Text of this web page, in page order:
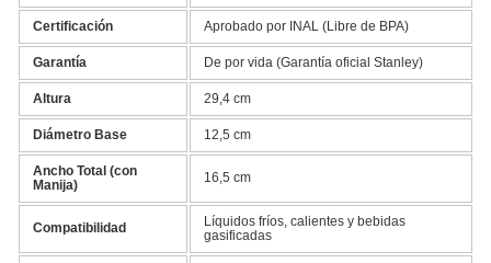
Certificación Aprobado por INAL (Libre de BPA)
Garantía De por vida (Garantía oficial Stanley)
Altura 29,4 cm
Diámetro Base 12,5 cm
Ancho Total (con
Manija)
16,5 cm
Compatibilidad
Líquidos fríos, calientes y bebidas
gasificadas